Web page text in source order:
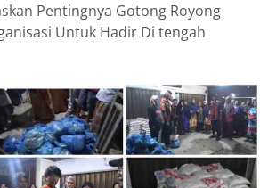
Pentingnya Gotong Royong
Untuk Hadir Di tengah